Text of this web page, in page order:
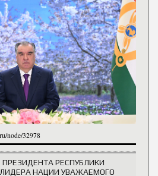
node/32978
РЕСПУБЛИКИ
НАЦИИ УВАЖАЕМОГО